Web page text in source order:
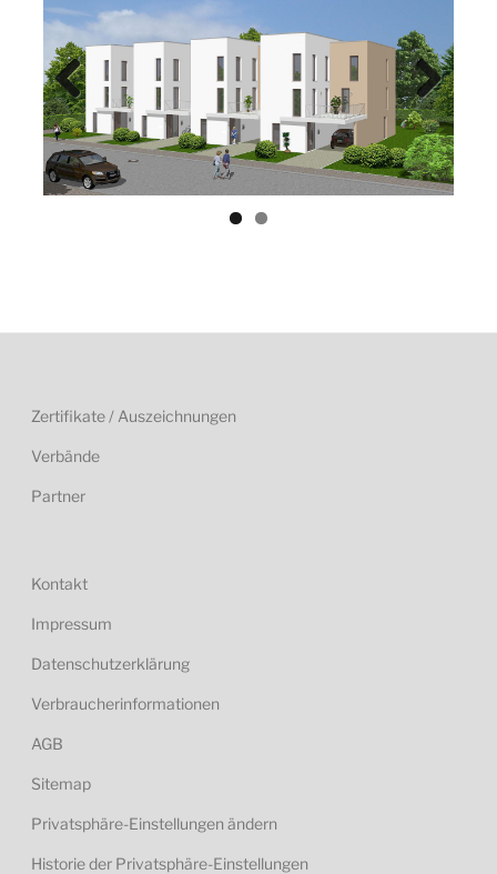
Previ
ous
Next
Zertifikate / Auszeichnungen
Verbände
Partner
Kontakt
Impressum
Datenschutzerklärung
Verbraucherinformationen
AGB
Sitemap
Privatsphäre-Einstellungen ändern
Historie der Privatsphäre-Einstellungen